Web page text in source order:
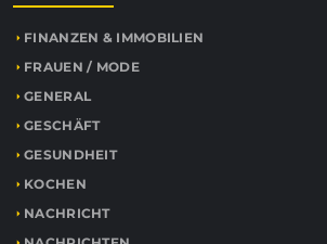
FINANZEN & IMMOBILIEN
FRAUEN / MODE
GENERAL
GESCHÄFT
GESUNDHEIT
KOCHEN
NACHRICHT